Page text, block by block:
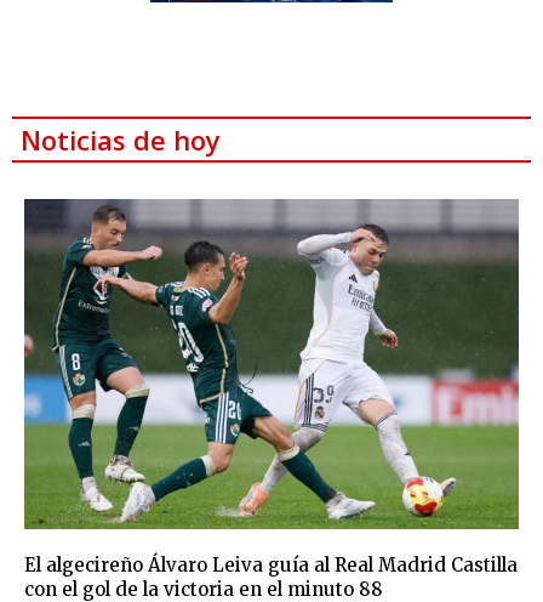
Noticias de hoy
El algecireño Álvaro Leiva guía al Real Madrid Castilla
con el gol de la victoria en el minuto 88